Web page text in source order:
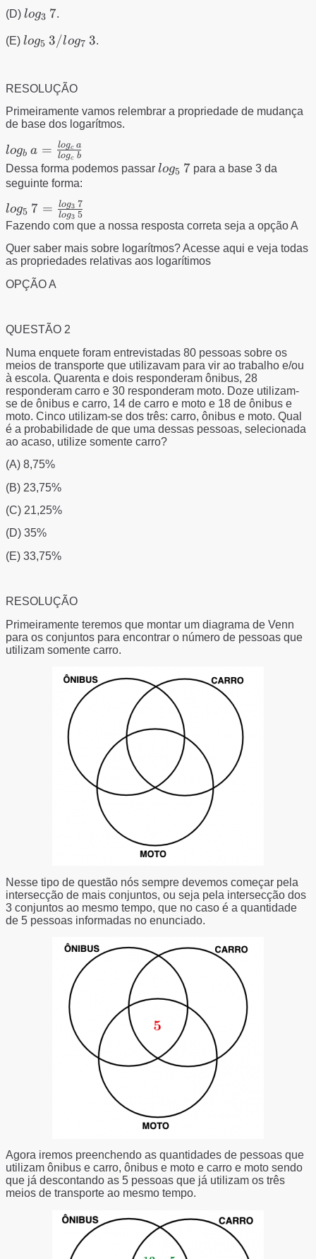
(D) log_{3}\,
log3 7.
(E) log_{5}\,
log5 3/log7 3.
RESOLUÇÃO
Primeiramente vamos relembrar a propriedade de mudança
de base dos logarítmos.
log_{b}\,
a=\frac{log_{c}\,
a}{log_{c}\, b}
logb a = logc b
logc a
Dessa forma podemos passar log_{5}\,
log5 7 para a base 3 da
seguinte forma:
log_{5}\,
7=\frac{log_{3}\,
7}{log_{3}\, 5}
log5 7 = log3 5
log3 7
Fazendo com que a nossa resposta correta seja a opção A
Quer saber mais sobre logarítmos? Acesse aqui e veja todas
as propriedades relativas aos logarítimos
OPÇÃO A
QUESTÃO 2
Numa enquete foram entrevistadas 80 pessoas sobre os
meios de transporte que utilizavam para vir ao trabalho e/ou
à escola. Quarenta e dois responderam ônibus, 28
responderam carro e 30 responderam moto. Doze utilizam-
se de ônibus e carro, 14 de carro e moto e 18 de ônibus e
moto. Cinco utilizam-se dos três: carro, ônibus e moto. Qual
é a probabilidade de que uma dessas pessoas, selecionada
ao acaso, utilize somente carro?
(A) 8,75%
(B) 23,75%
(C) 21,25%
(D) 35%
(E) 33,75%
RESOLUÇÃO
Primeiramente teremos que montar um diagrama de Venn
para os conjuntos para encontrar o número de pessoas que
utilizam somente carro.
Nesse tipo de questão nós sempre devemos começar pela
intersecção de mais conjuntos, ou seja pela intersecção dos
3 conjuntos ao mesmo tempo, que no caso é a quantidade
de 5 pessoas informadas no enunciado.
Agora iremos preenchendo as quantidades de pessoas que
utilizam ônibus e carro, ônibus e moto e carro e moto sendo
que já descontando as 5 pessoas que já utilizam os três
meios de transporte ao mesmo tempo.